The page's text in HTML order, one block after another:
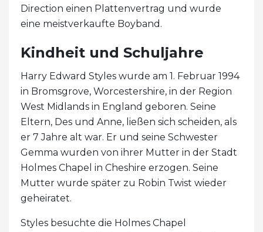
Direction einen Plattenvertrag und wurde
eine meistverkaufte Boyband.
Kindheit und Schuljahre
Harry Edward Styles wurde am 1. Februar 1994
in Bromsgrove, Worcestershire, in der Region
West Midlands in England geboren. Seine
Eltern, Des und Anne, ließen sich scheiden, als
er 7 Jahre alt war. Er und seine Schwester
Gemma wurden von ihrer Mutter in der Stadt
Holmes Chapel in Cheshire erzogen. Seine
Mutter wurde später zu Robin Twist wieder
geheiratet.
Styles besuchte die Holmes Chapel